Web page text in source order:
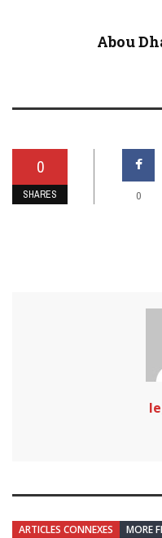
Abou
0
SHARES 0
ARTICLES CONNEXES MORE